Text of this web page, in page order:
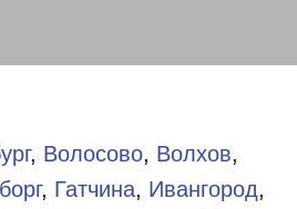
, Волосово, Волхов,
, Гатчина, Ивангород,